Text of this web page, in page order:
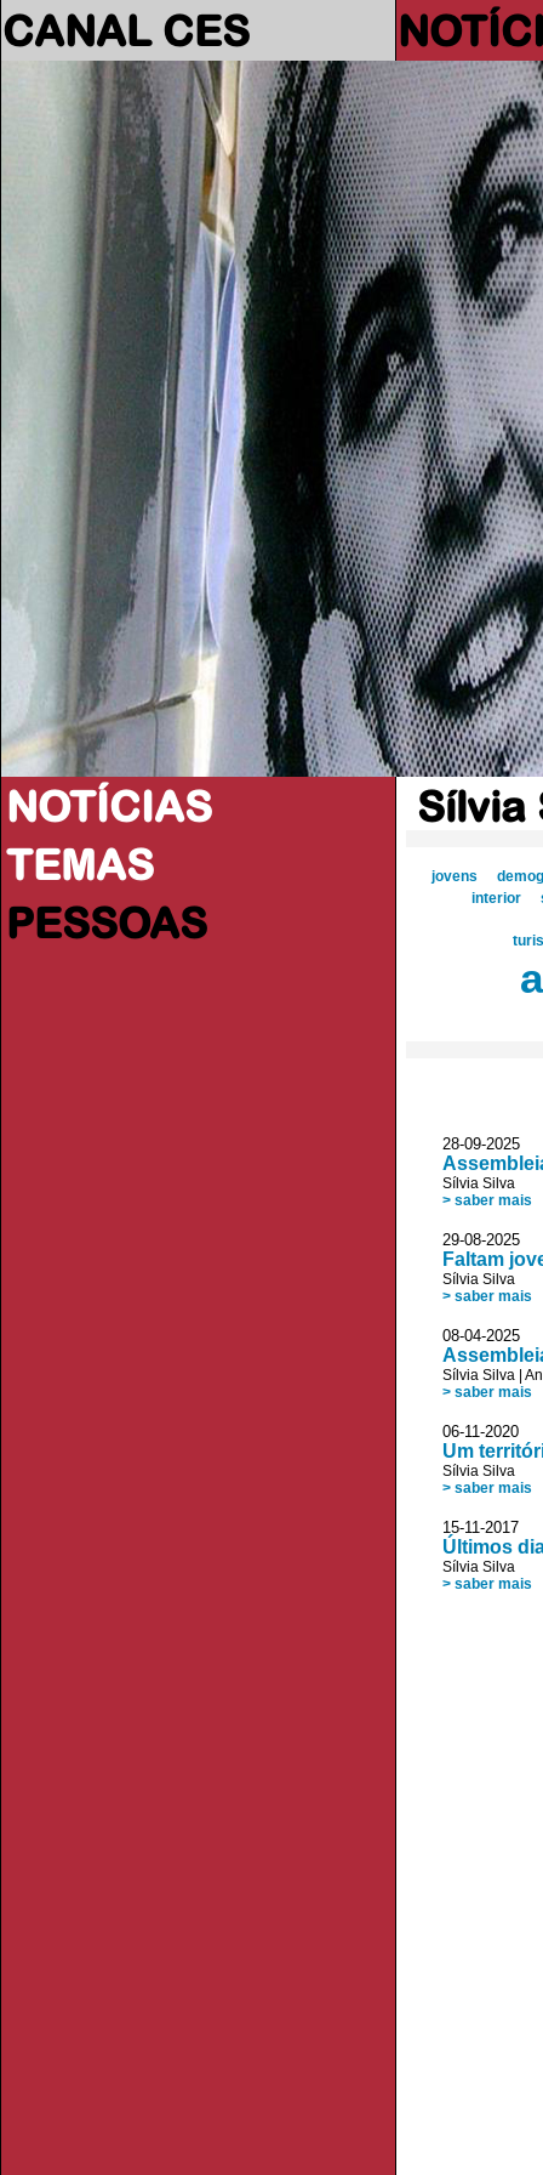
CANAL CES
NOTÍCIAS
TEMAS
PESSOAS
Sílvia
jovens
interior
28-09-2025
Sílvia Silva
> saber mais
29-08-
Faltam
Sílvia Silva
> saber mais
08-04-2025
Sílvia Silva
> saber mais
06-11-2020
Um
Sílvia Silva
> saber mais
15-11-2017
Últimos
Sílvia Silva
> saber mais